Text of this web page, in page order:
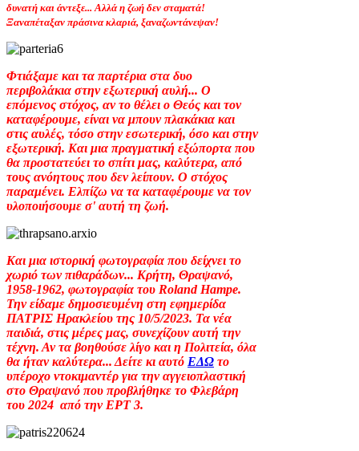
δυνατή και άντεξε... Αλλά η ζωή δεν σταματά!
Ξαναπέταξαν πράσινα κλαριά, ξαναζωντάνεψαν!
Φτιάξαμε και τα παρτέρια στα δυο
περιβολάκια στην εξωτερική αυλή... Ο
επόμενος στόχος, αν το θέλει ο Θεός και τον
καταφέρουμε, είναι να μπουν πλακάκια και
στις αυλές, τόσο στην εσωτερική, όσο και στην
εξωτερική. Και μια πραγματική εξώπορτα που
θα προστατεύει το σπίτι μας, καλύτερα, από
τους ανόητους που δεν λείπουν. Ο στόχος
παραμένει. Ελπίζω να τα καταφέρουμε να τον
υλοποιήσουμε σ' αυτή τη ζωή.
Και μια ιστορική φωτογραφία που δείχνει το
χωριό των πιθαράδων... Κρήτη, Θραψανό,
1958-1962, φωτογραφία του Roland Hampe.
Την είδαμε δημοσιευμένη στη εφημερίδα
ΠΑΤΡΙΣ Ηρακλείου της 10/5/2023. Τα νέα
παιδιά, στις μέρες μας, συνεχίζουν αυτή την
τέχνη. Αν τα βοηθούσε λίγο και η Πολιτεία, όλα
θα ήταν καλύτερα... Δείτε κι αυτό ΕΔΩ το
υπέροχο ντοκιμαντέρ για την αγγειοπλαστική
στο Θραψανό που προβλήθηκε το Φλεβάρη
του 2024 από την ΕΡΤ 3.